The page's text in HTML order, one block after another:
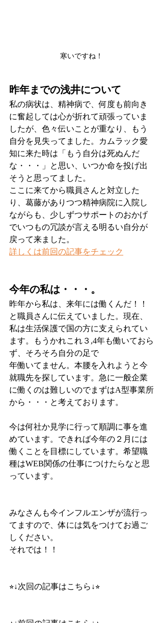
寒いですね！
昨年までの浅井について
私の病状は、精神病で、何度も前向き
に奮起しては心が折れて頑張っていま
したが、色々伝いことが重なり、もう
自分を見失ってました。カムラック愛
知に来た時は「もう自分は死ぬんだ
な・・・」と思い、いつか命を投げ出
そうと思ってました。
ここに来てから職員さんと対立した
り、葛藤がありつつ精神病院に入院し
ながらも、少しずつサポートのおかげ
でいつもの冗談が言える明るい自分が
戻って来ました。
詳しくは前回の記事をチェック
今年の私は・・・。
昨年から私は、来年には働くんだ！！
と職員さんに伝えていました。現在、
私は生活保護で国の方に支えられてい
ます。もうかれこれ３,4年も働いておら
ず、そろそろ自分の足で
年働いてません。本腰を入れようと今
就職先を探しています。急に一般企業
に働くのは難しいのでまずはA型事業所
から・・・と考えております。
今は何社か見学に行って順調に事を進
めています。できれば今年の２月には
働くことを目標にしています。希望職
種はWEB関係の仕事につけたらなと思
っています。
みなさんも今インフルエンザが流行っ
てますので、体には気をつけてお過ご
しください。
それでは！！
⭐︎↓次回の記事はこちら↓⭐︎